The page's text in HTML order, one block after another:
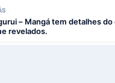
– Mangá tem detalhes
revelados.